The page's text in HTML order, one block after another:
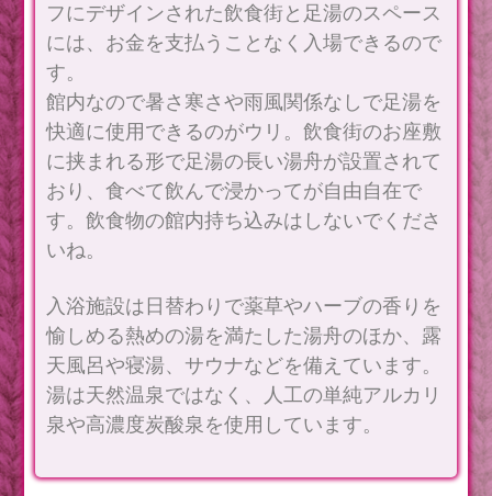
フにデザインされた飲食街と足湯のスペース
には、お金を支払うことなく入場できるので
す。
館内なので暑さ寒さや雨風関係なしで足湯を
快適に使用できるのがウリ。飲食街のお座敷
に挟まれる形で足湯の長い湯舟が設置されて
おり、食べて飲んで浸かってが自由自在で
す。飲食物の館内持ち込みはしないでくださ
いね。
入浴施設は日替わりで薬草やハーブの香りを
愉しめる熱めの湯を満たした湯舟のほか、露
天風呂や寝湯、サウナなどを備えています。
湯は天然温泉ではなく、人工の単純アルカリ
泉や高濃度炭酸泉を使用しています。